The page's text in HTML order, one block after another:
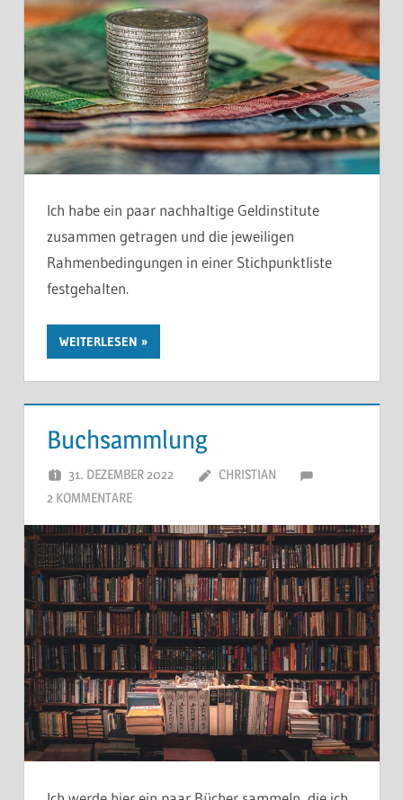
Ich habe ein paar nachhaltige Geldinstitute
zusammen getragen und die jeweiligen
Rahmenbedingungen in einer Stichpunktliste
festgehalten.
WEITERLESEN
Buchsammlung
31. DEZEMBER 2022
CHRISTIAN
2 KOMMENTARE